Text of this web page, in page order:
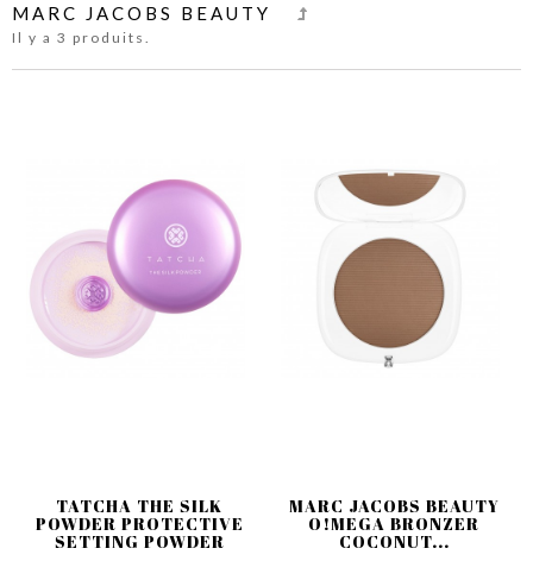
MARC JACOBS BEAUTY
Il y a 3 produits.
TATCHA THE SILK
POWDER PROTECTIVE
SETTING POWDER
MARC JACOBS BEAUTY
O!MEGA BRONZER
COCONUT...